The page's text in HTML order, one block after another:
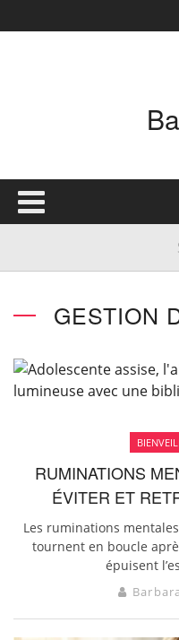
GESTION
RUMINATIONS
ÉVITER ET
Les ruminations
tournent en boucle
épuisent
Barbara